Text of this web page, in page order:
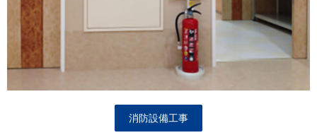
消防設備工事